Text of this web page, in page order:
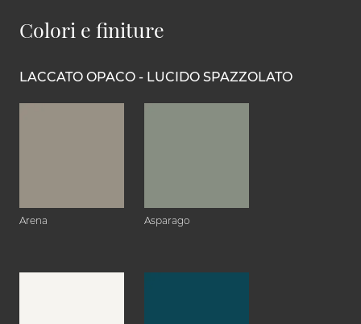
Colori e finiture
LACCATO OPACO - LUCIDO SPAZZOLATO
Arena Asparago